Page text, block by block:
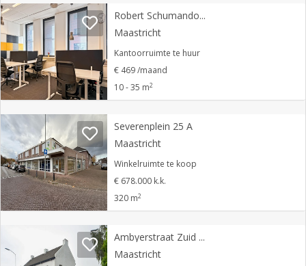
Robert Schumandomein 2
Maastricht
Kantoorruimte te huur
€ 469 /maand
10 - 35 m2
Severenplein 25 A
Maastricht
Winkelruimte te koop
€ 678.000 k.k.
320 m2
Ambyerstraat Zuid 201
Maastricht